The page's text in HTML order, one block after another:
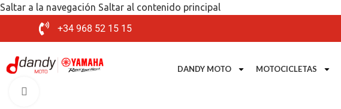
Saltar a la navegación Saltar al contenido principal
+34 968 52 15 15
DANDY MOTO MOTOCICLETAS